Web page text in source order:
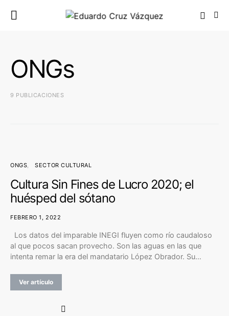
ONGs
9 PUBLICACIONES
ONGS SECTOR CULTURAL
Cultura Sin Fines de Lucro 2020; el
huésped del sótano
FEBRERO 1, 2022
Los datos del imparable INEGI fluyen como río caudaloso
al que pocos sacan provecho. Son las aguas en las que
intenta remar la era del mandatario López Obrador. Su…
Ver artículo